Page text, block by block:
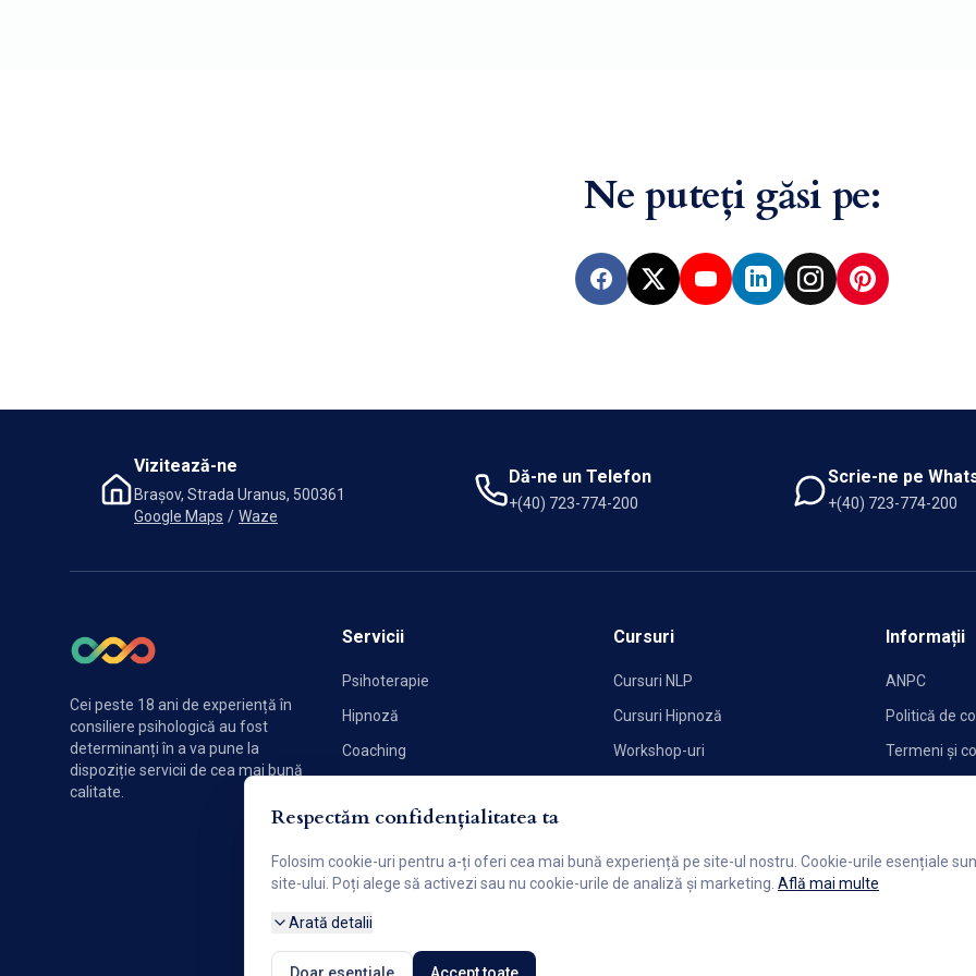
Ne puteți găsi pe:
Facebook
X YouTubeLinkedInInstagramPinterest
Vizitează-ne
Brașov, Strada Uranus, 500361
Google Maps / Waze
Dă-ne un Telefon
+(40) 723-774-200
Scrie-ne pe
+(40) 723-774-200
Cei peste 18 ani de experiență în
consiliere psihologică au fost
determinanți în a va pune la
dispoziție servicii de cea mai bună
calitate.
Servicii
Psihoterapie
Hipnoză
Coaching
Terapie de cuplu
Cursuri
Cursuri NLP
Cursuri Hipnoză
Workshop-uri
Informații
ANPC
Politică de
Termeni și
Respectăm confidențialitatea ta
Folosim cookie-uri pentru a-ți oferi cea mai bună experiență pe site-ul nostru. Cookie-urile esențiale
site-ului. Poți alege să activezi sau nu cookie-urile de analiză și marketing. Află mai multe
Arată detalii